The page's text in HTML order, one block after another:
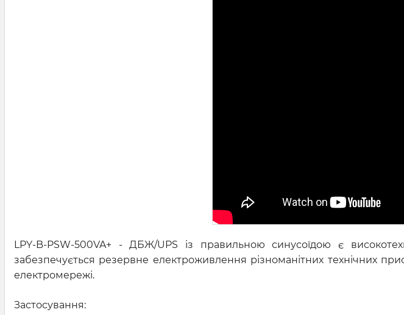
LPY-B-PSW-500VA+ - ДБЖ/UPS із правильною синусоїдою є
забезпечується резервне електроживлення різноманітних технічних
електромережі.
Застосування: